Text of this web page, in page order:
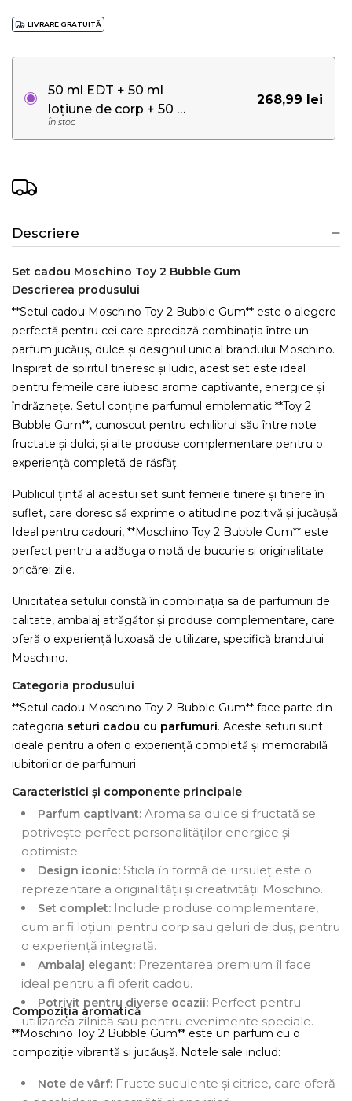
LIVRARE GRATUITĂ
268,99 lei
50 ml EDT + 50 ml
loțiune de corp + 50 ml
gel de duș
În stoc
Descriere
Set cadou Moschino Toy 2 Bubble Gum
Descrierea produsului
**Setul cadou Moschino Toy 2 Bubble Gum** este o alegere
perfectă pentru cei care apreciază combinația între un
parfum jucăuș, dulce și designul unic al brandului Moschino.
Inspirat de spiritul tineresc și ludic, acest set este ideal
pentru femeile care iubesc arome captivante, energice și
îndrăznețe. Setul conține parfumul emblematic **Toy 2
Bubble Gum**, cunoscut pentru echilibrul său între note
fructate și dulci, și alte produse complementare pentru o
experiență completă de răsfăț.
Publicul țintă al acestui set sunt femeile tinere și tinere în
suflet, care doresc să exprime o atitudine pozitivă și jucăușă.
Ideal pentru cadouri, **Moschino Toy 2 Bubble Gum** este
perfect pentru a adăuga o notă de bucurie și originalitate
oricărei zile.
Unicitatea setului constă în combinația sa de parfumuri de
calitate, ambalaj atrăgător și produse complementare, care
oferă o experiență luxoasă de utilizare, specifică brandului
Moschino.
Categoria produsului
**Setul cadou Moschino Toy 2 Bubble Gum** face parte din
categoria seturi cadou cu parfumuri. Aceste seturi sunt
ideale pentru a oferi o experiență completă și memorabilă
iubitorilor de parfumuri.
Caracteristici și componente principale
Parfum captivant: Aroma sa dulce și fructată se
potrivește perfect personalităților energice și
optimiste.
Design iconic: Sticla în formă de ursuleț este o
reprezentare a originalității și creativității Moschino.
Set complet: Include produse complementare,
cum ar fi loțiuni pentru corp sau geluri de duș, pentru
o experiență integrată.
Ambalaj elegant: Prezentarea premium îl face
ideal pentru a fi oferit cadou.
Potrivit pentru diverse ocazii: Perfect pentru
utilizarea zilnică sau pentru evenimente speciale.
Compoziția aromatică
**Moschino Toy 2 Bubble Gum** este un parfum cu o
compoziție vibrantă și jucăușă. Notele sale includ:
Note de vârf: Fructe suculente și citrice, care oferă